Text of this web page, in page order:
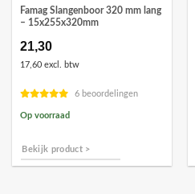
Famag Slangenboor 320 mm lang
– 15x255x320mm
21,30
17,60 excl. btw
6 beoordelingen
Op voorraad
Bekijk product >